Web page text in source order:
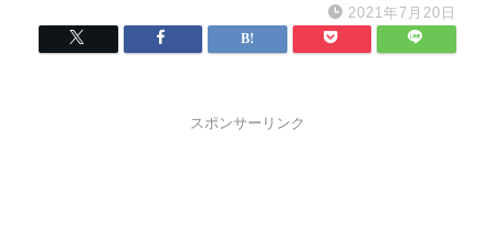
2021年7月20日
スポンサーリンク